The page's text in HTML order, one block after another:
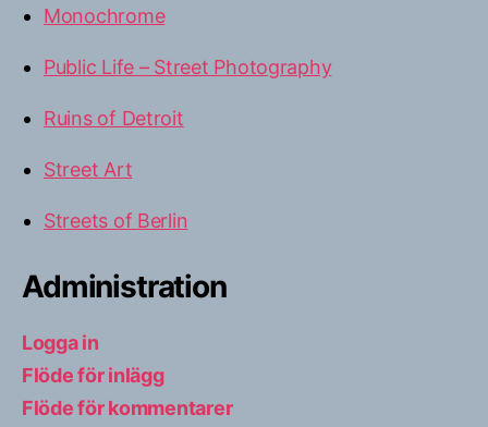
Monochrome
Public Life – Street Photography
Ruins of Detroit
Street Art
Streets of Berlin
Administration
Logga in
Flöde för inlägg
Flöde för kommentarer